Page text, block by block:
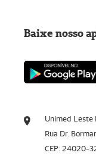
Unimed Leste
Rua Dr.
CEP: 24020-
Baixe nosso